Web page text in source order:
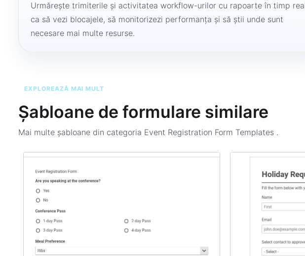
Urmărește trimiterile și activitatea workflow-urilor cu rapoarte în timp
ca să vezi blocajele, să monitorizezi performanța și să știi unde sunt
necesare mai multe resurse.
EXPLOREAZĂ MAI MULT
Șabloane de formulare similare
Mai multe șabloane din categoria Event Registration Form Templates .